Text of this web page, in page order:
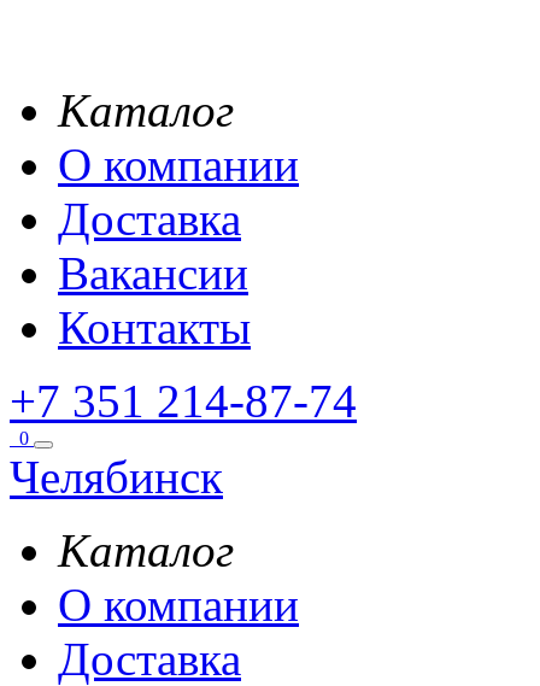
Каталог
О компании
Доставка
Вакансии
Контакты
+7 351 214-87-74
0
Челябинск
Каталог
О компании
Доставка